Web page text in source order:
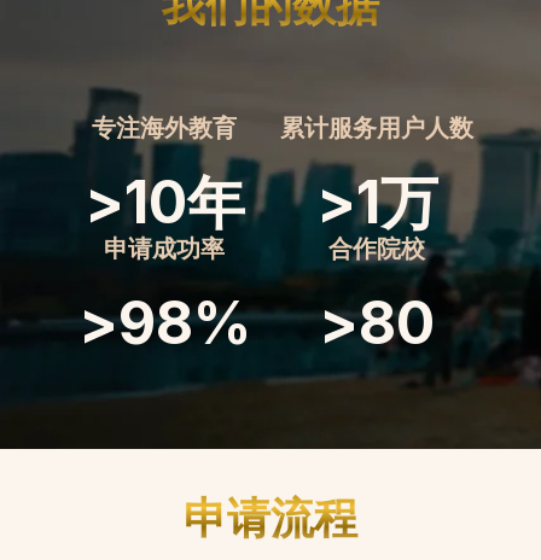
专注海外教育
>10年
累计服务用户人数
>1万
申请成功率
>98%
合作院校
>80
申请流程